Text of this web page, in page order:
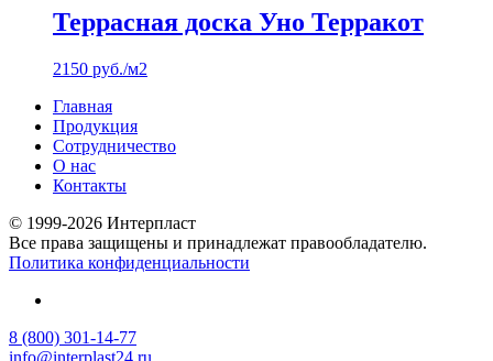
Террасная доска Уно Терракот
2150 руб./м2
Главная
Продукция
Сотрудничество
О нас
Контакты
© 1999-2026 Интерпласт
Все права защищены и принадлежат правообладателю.
Политика конфиденциальности
8 (800) 301-14-77
info@interplast24.ru